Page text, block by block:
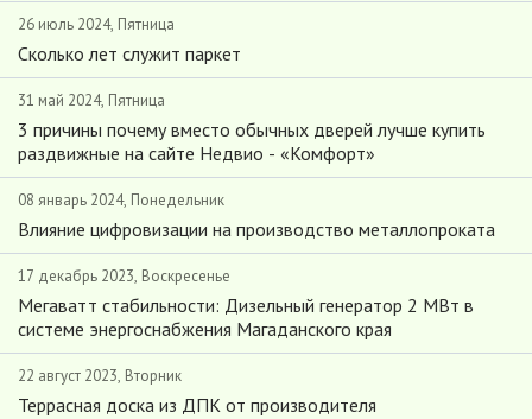
26 июль 2024, Пятница
Сколько лет служит паркет
31 май 2024, Пятница
3 причины почему вместо обычных дверей лучше купить
раздвижные на сайте Недвио - «Комфорт»
08 январь 2024, Понедельник
Влияние цифровизации на производство металлопроката
17 декабрь 2023, Воскресенье
Мегаватт стабильности: Дизельный генератор 2 МВт в
системе энергоснабжения Магаданского края
22 август 2023, Вторник
Террасная доска из ДПК от производителя